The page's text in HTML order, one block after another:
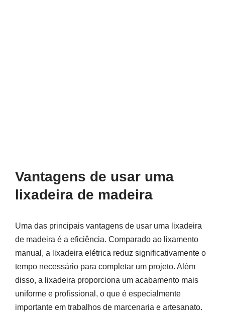
Vantagens de usar uma
lixadeira de madeira
Uma das principais vantagens de usar uma lixadeira
de madeira é a eficiência. Comparado ao lixamento
manual, a lixadeira elétrica reduz significativamente o
tempo necessário para completar um projeto. Além
disso, a lixadeira proporciona um acabamento mais
uniforme e profissional, o que é especialmente
importante em trabalhos de marcenaria e artesanato.